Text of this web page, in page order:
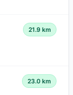
21.9 km
23.0 km